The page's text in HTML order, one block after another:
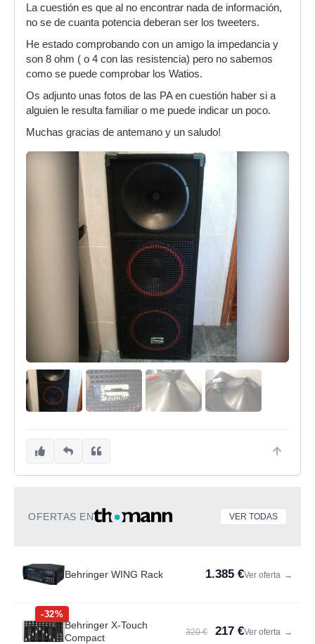
La cuestión es que al no encontrar nada de información,
no se de cuanta potencia deberan ser los tweeters.
He estado comprobando con un amigo la impedancia y
son 8 ohm ( o 4 con las resistencia) pero no sabemos
como se puede comprobar los Watios.
Os adjunto unas fotos de las PA en cuestión haber si a
alguien le resulta familiar o me puede indicar un poco.
Muchas gracias de antemano y un saludo!
OFERTAS EN VER TODAS
Behringer WING Rack 1.385 €Ver oferta →
-32%
Behringer X-Touch
Compact
320 € 217 €Ver oferta →